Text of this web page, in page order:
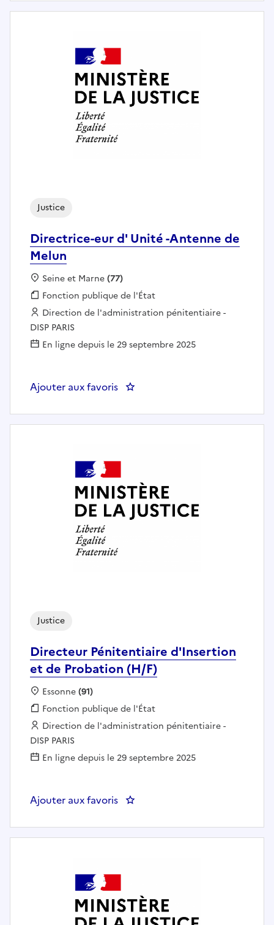
Directrice-eur d' Unité -Antenne de
Melun
Justice
Localisation :
Seine et Marne(77)
Fonction publique :
Fonction publique de l'État
Employeur :
Direction de l'administration pénitentiaire -
DISP PARIS
En ligne depuis le 29 septembre 2025
Ajouter aux favoris : Directrice-eur d' Unité -
Directeur Pénitentiaire d'Insertion
et de Probation (H/F)
Justice
Localisation :
Essonne(91)
Fonction publique :
Fonction publique de l'État
Employeur :
Direction de l'administration pénitentiaire -
DISP PARIS
En ligne depuis le 29 septembre 2025
Ajouter aux favoris : Directeur Pénitentiaire